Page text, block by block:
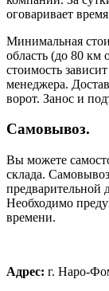
оговаривает
Минимальная
область (до 80
стоимость
менеджера.
ворот. Занос и
Самовывоз.
Вы можете
склада.
предварительной
Необходимо
времени.
Адрес: г. Наро-